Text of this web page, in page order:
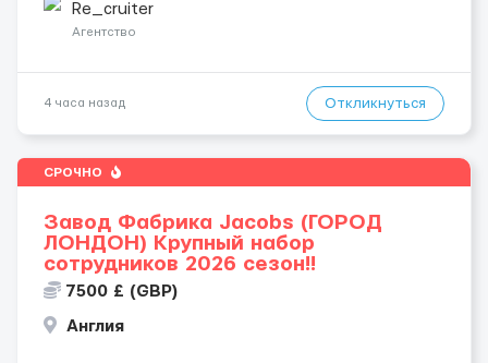
— акордна система оплати (можливий заробіто...
Re_cruiter
Агентство
4 часа назад Откликнуться
СРОЧНО
Завод Фабрика Jacobs (ГОРОД
ЛОНДОН) Крупный набор
сотрудников 2026 сезон!!
7500 £ (GBP)
Англия